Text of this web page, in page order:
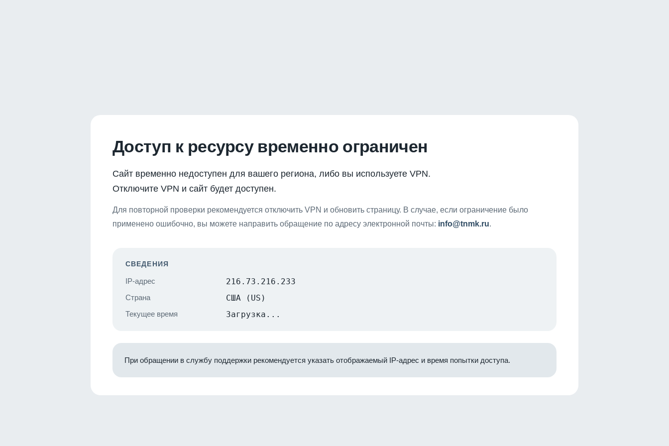
Доступ к ресурсу временно ограничен
Сайт временно недоступен для вашего региона, либо вы используете VPN.
Отключите VPN и сайт будет доступен.
Для повторной проверки рекомендуется отключить VPN и обновить страницу. В случае, если ограничение было
применено ошибочно, вы можете направить обращение по адресу электронной почты: info@tnmk.ru.
СВЕДЕНИЯ
IP-адрес 216.73.216.233
Страна США (US)
Текущее время Загрузка...
При обращении в службу поддержки рекомендуется указать отображаемый IP-адрес и время попытки доступа.